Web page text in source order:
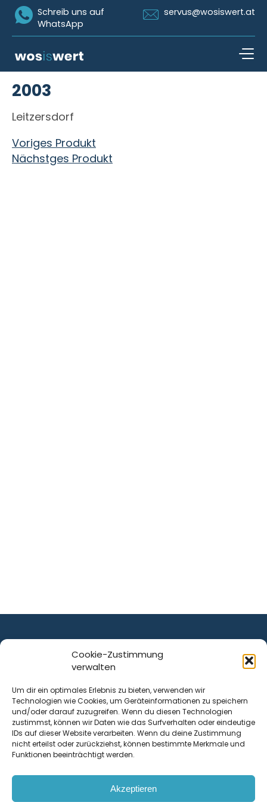
Cookie-Zustimmung
verwalten
Um dir ein optimales Erlebnis zu bieten, verwenden wir
Technologien wie Cookies, um Geräteinformationen zu speichern
und/oder darauf zuzugreifen. Wenn du diesen Technologien
zustimmst, können wir Daten wie das Surfverhalten oder eindeutige
IDs auf dieser Website verarbeiten. Wenn du deine Zustimmung
nicht erteilst oder zurückziehst, können bestimmte Merkmale und
Funktionen beeinträchtigt werden.
Akzeptieren
Icon Whatsapp
Schreib uns auf
WhatsApp
Icon Email
servus@wosiswert.at
2003
Leitzersdorf
Beitragsnavigation
Voriges Produkt
Nächstges Produkt
ist ein Service von
Krenn Real GmbH
Tischlerstraße 12
4050Traun| Österreich
Kontakt